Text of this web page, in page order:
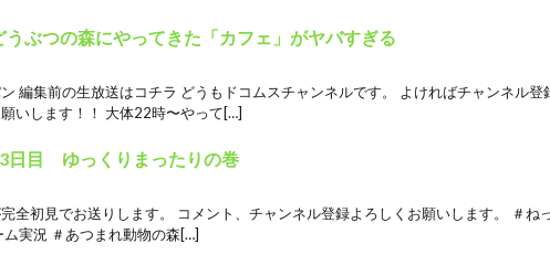
うぶつの森にやってきた「カフェ」がヤバすぎる
編集前の生放送はコチラ どうもドコムスチャンネルです。 よければチャンネル登
いします！！ 大体22時〜やって[…]
日目 ゆっくりまったりの巻
全初見でお送りします。 コメント、チャンネル登録よろしくお願いします。 ＃ね
ム実況 ＃あつまれ動物の森[…]